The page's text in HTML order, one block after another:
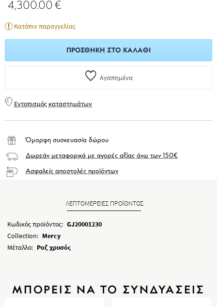
4,300.00 €
Κατόπιν παραγγελίας
ΠΡΟΣΘΉΚΗ ΣΤΟ ΚΑΛΆΘΙ
Αγαπημένα
Εντοπισμός καταστημάτων
Όμορφη συσκευασία δώρου
Δωρεάν μεταφορικά με αγορές αξίας άνω των 150€
Ασφαλείς αποστολές προϊόντων
ΛΕΠΤΟΜΕΡΕΙΕΣ ΠΡΟΪΟΝΤΟΣ
Κωδικός προϊόντος: GJ20001230
Collection: Mercy
Μέταλλο: Ροζ χρυσός
ΜΠΟΡΕΙΣ ΝΑ ΤΟ ΣΥΝΔΥΑΣΕΙΣ